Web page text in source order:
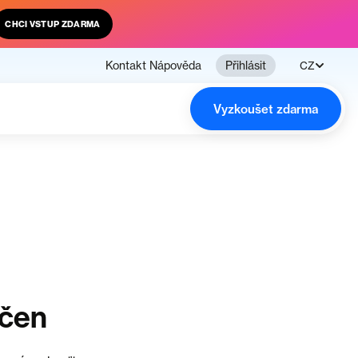
CHCI VSTUP ZDARMA
Kontakt Nápověda Přihlásit CZ
Vyzkoušet zdarma